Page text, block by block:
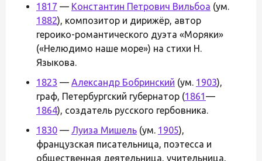
1817 — Константин Петрович Вильбоа (ум.
1882), композитор и дирижёр, автор
героико-романтического дуэта «Моряки»
(«Нелюдимо наше море») на стихи Н.
Языкова.
1823 — Александр Бобринский (ум. 1903),
граф, Петербургский губернатор (1861—
1864), создатель русского гербовника.
1830 — Луиза Мишель (ум. 1905),
французская писательница, поэтесса и
общественная деятельница, учительница,